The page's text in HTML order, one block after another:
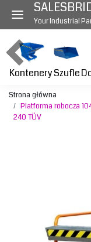
Your Industrial
KontenerySzufle
Strona główna
Platforma robocza
240 TÜV